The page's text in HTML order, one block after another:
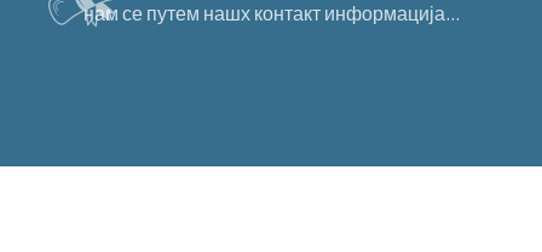
нам се путем нашх контакт информација...